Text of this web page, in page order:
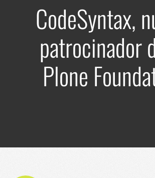
CodeSyntax,
patrocinador
Plone